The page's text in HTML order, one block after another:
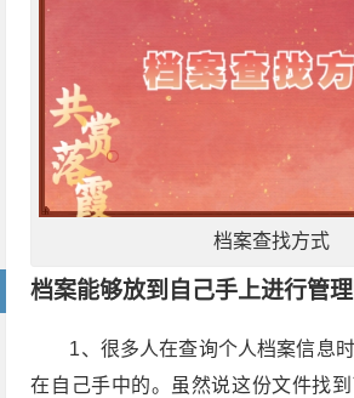
档案查找方式
档案能够放到自己手上进行管理
1、很多人在查询个人档案信息
在自己手中的。虽然说这份文件找